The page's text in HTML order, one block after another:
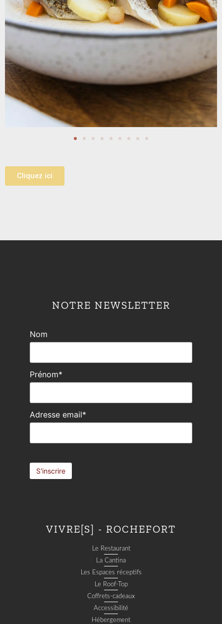
Cliquez ici
NOTRE NEWSLETTER
Nom
Prénom*
Adresse email*
VIVRE[S] - ROCHEFORT
Le Restaurant
La Cantina
Les Espaces réceptifs
Le Roof-Top
Coffrets-cadeaux
Accessibilité
Hébergement